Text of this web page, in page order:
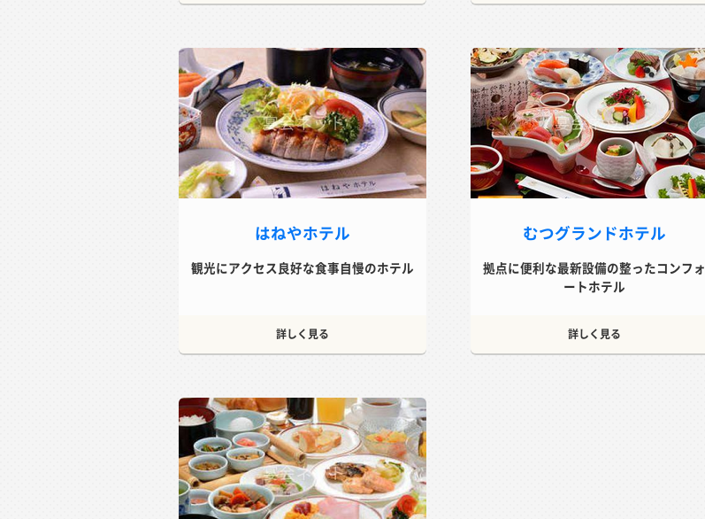
はねやホテル
観光にアクセス良好な食事自慢のホテル
詳しく見る
むつグランドホテル
拠点に便利な最新設備の整ったコンフォ
ートホテル
詳しく見る